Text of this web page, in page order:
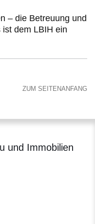
– die Betreuung und
dem LBIH ein
ZUM SEITENANFANG
und Immobilien